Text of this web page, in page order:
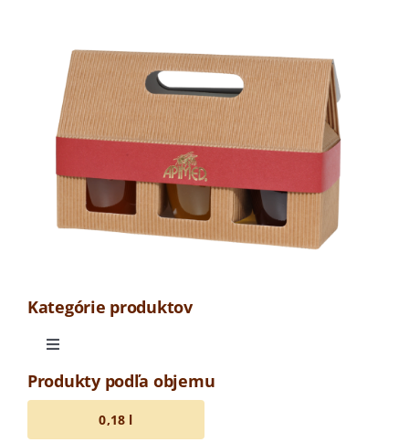
Kategórie produktov
Toggle
Navigation
Odrodová medovina
Produkty podľa objemu
0,18 l
krabička
3
x
med
250
g
amfora